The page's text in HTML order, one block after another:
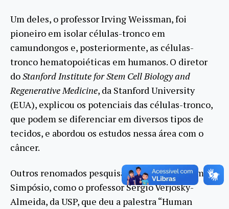
Um deles, o professor Irving Weissman, foi
pioneiro em isolar células-tronco em
camundongos e, posteriormente, as células-
tronco hematopoiéticas em humanos. O diretor
doStanford Institute for Stem Cell Biology and
Regenerative Medicine, da Stanford University
(EUA), explicou os potenciais das células-tronco,
que podem se diferenciar em diversos tipos de
tecidos, e abordou os estudos nessa área com o
câncer.
Outros renomados pesquisadores participaram do
Simpósio, como o professor Sergio Verjosky-
Almeida, da USP, que deu a palestra “Human